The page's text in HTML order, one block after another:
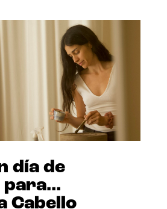
día de
para…
Cabello